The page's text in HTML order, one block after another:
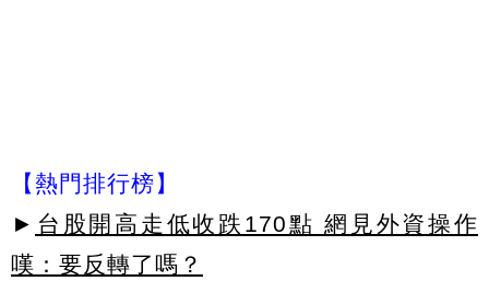
【熱門排行榜】
► 台股開高走低收跌170點 網見外資操作
嘆：要反轉了嗎？